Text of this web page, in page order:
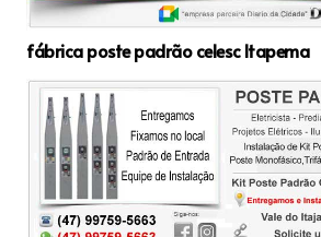
fábrica poste padrão celesc Itapema